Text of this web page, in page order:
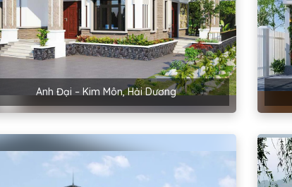
Anh Đại – Kim Môn, Hải Dương